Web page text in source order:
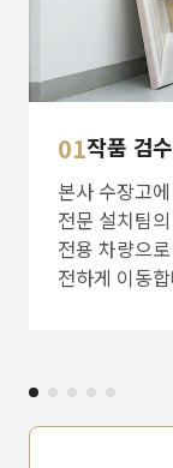
01작품 검수
본사 수장고
전문 설치팀
전용 차량으
전하게 이동